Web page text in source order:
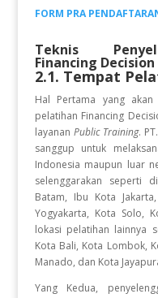
FORM PRA
Teknis
Financing
2.1. Tempat
Hal Pertama yang
pelatihan Financing
layanan Public Training.
sanggup untuk
Indonesia maupun luar
selenggarakan seperti
Batam, Ibu Kota
Yogyakarta, Kota Solo,
lokasi pelatihan lainnya
Kota Bali, Kota Lombok,
Manado, dan Kota
Yang Kedua,